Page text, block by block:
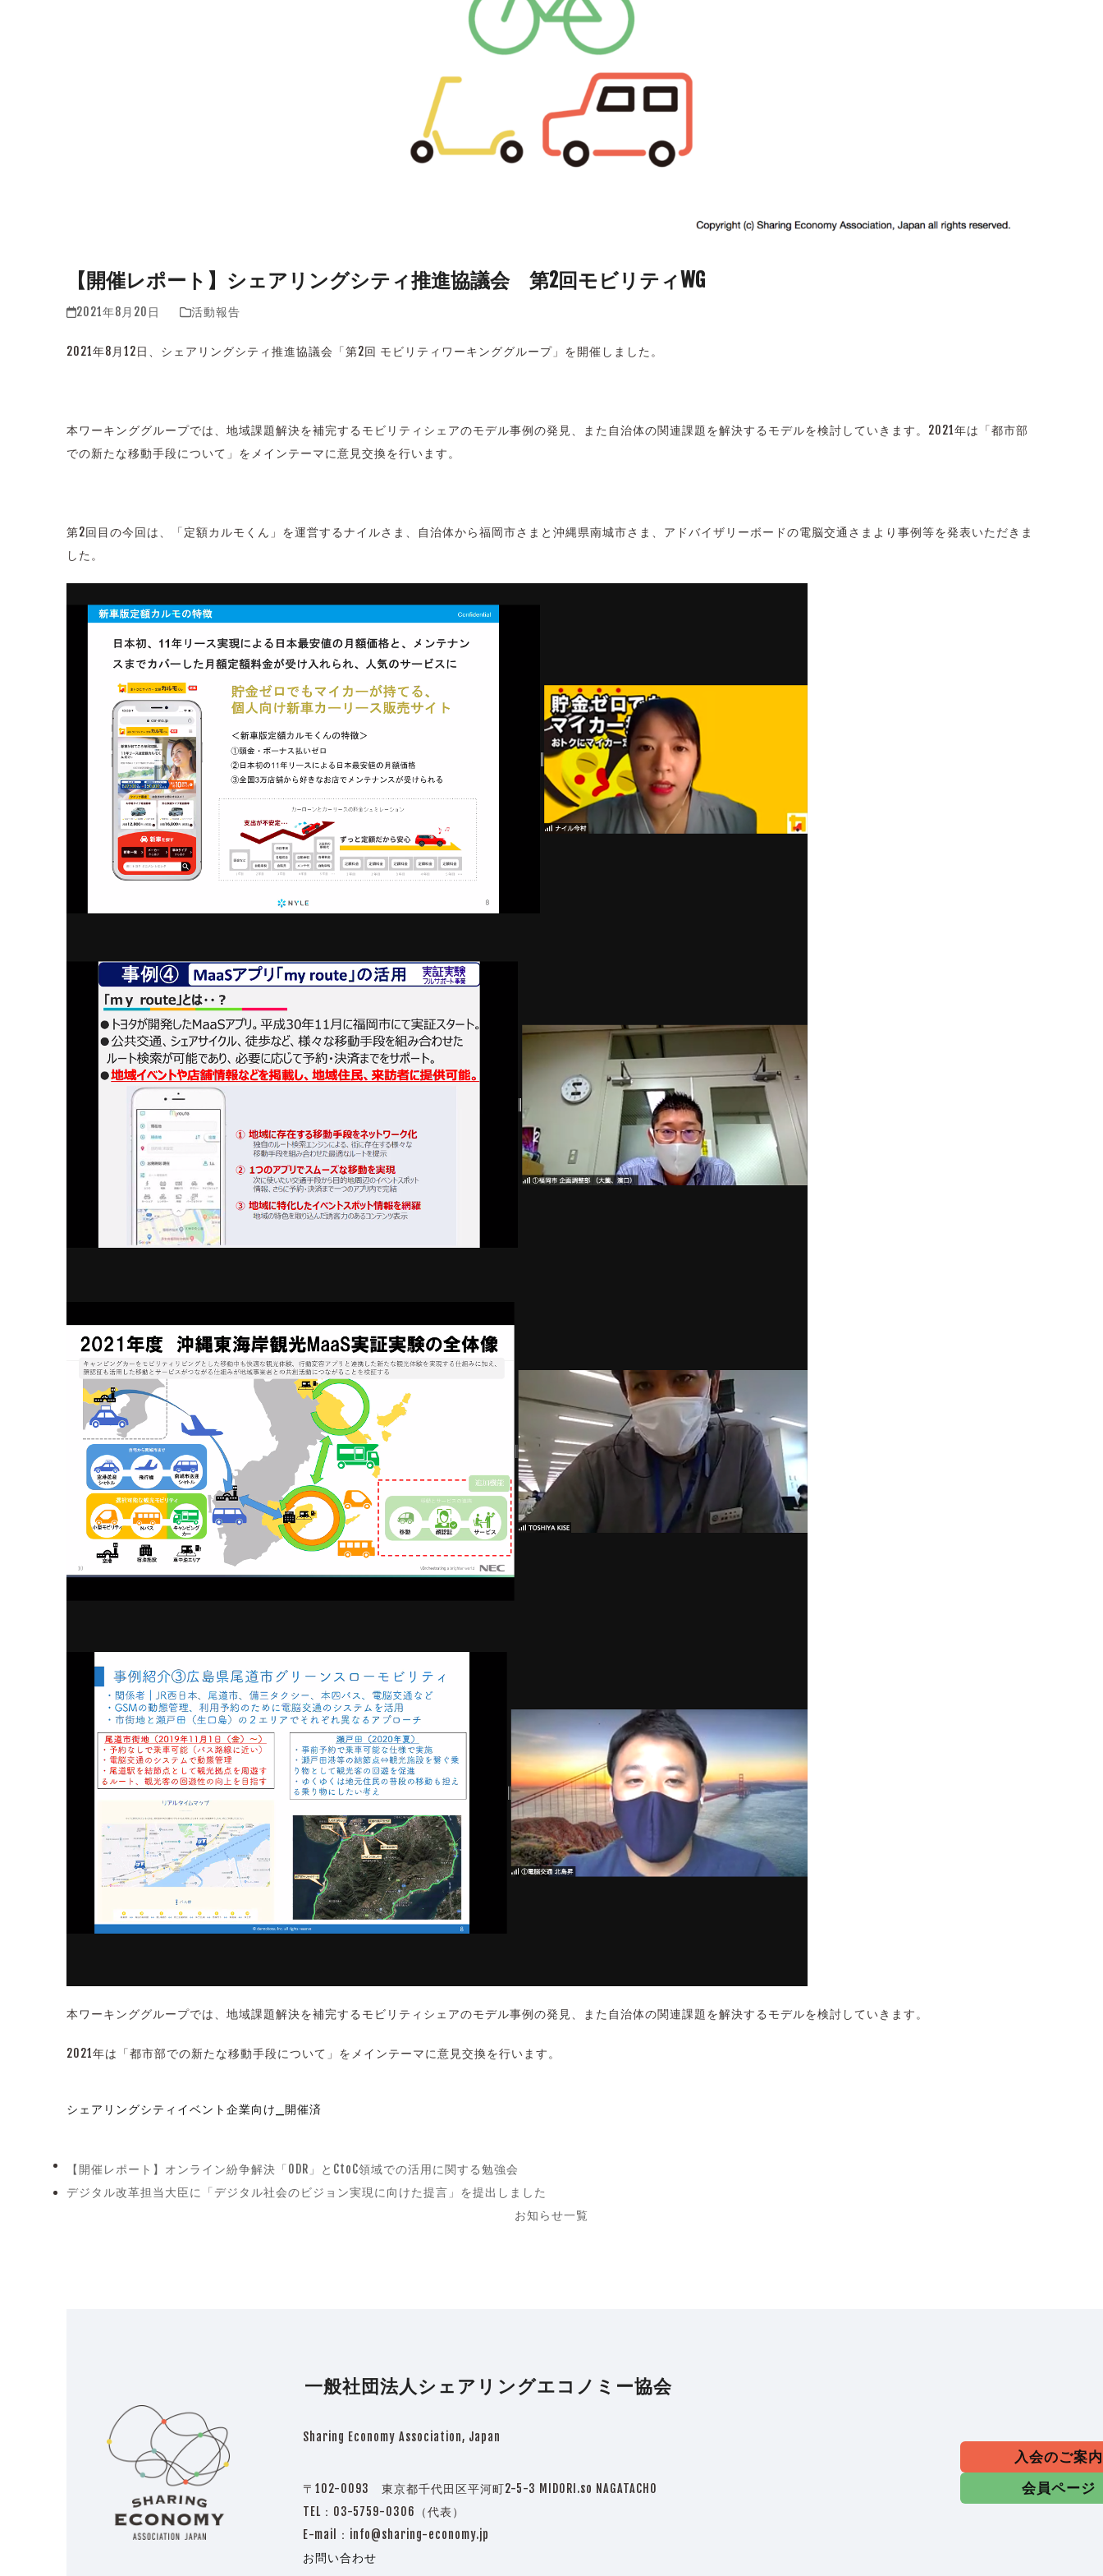
【開催レポート】シェアリングシティ推進協議会 第2回モビリティWG
2021年8月20日 活動報告
2021年8月12日、シェアリングシティ推進協議会「第2回 モビリティワーキンググループ」を開催しました。
本ワーキンググループでは、地域課題解決を補完するモビリティシェアのモデル事例の発見、また自治体の関連課題を解決するモデルを検討していきます。2021年は「都市部
での新たな移動手段について」をメインテーマに意見交換を行います。
第2回目の今回は、「定額カルモくん」を運営するナイルさま、自治体から福岡市さまと沖縄県南城市さま、アドバイザリーボードの電脳交通さまより事例等を発表いただきま
した。
本ワーキンググループでは、地域課題解決を補完するモビリティシェアのモデル事例の発見、また自治体の関連課題を解決するモデルを検討していきます。
2021年は「都市部での新たな移動手段について」をメインテーマに意見交換を行います。
シェアリングシティ イベント 企業向け_開催済
previous
post:
【開催レポート】オンライン紛争解決「ODR」とCtoC領域での活用に関する勉強会
next
デジタル改革担当大臣に「デジタル社会のビジョン実現に向けた提言」を提出しました
お知らせ一覧
一般社団法人シェアリングエコノミー協会
Sharing Economy Association, Japan
〒102-0093 東京都千代田区平河町2-5-3 MIDORI.so NAGATACHO
TEL：03-5759-0306（代表）
E-mail：info@sharing-economy.jp
お問い合わせ
入会のご案内
会員ページ